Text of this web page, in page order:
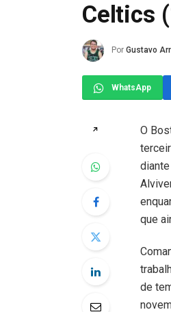
Celtics
Por Gustavo
WhatsApp
↗
O
que
de